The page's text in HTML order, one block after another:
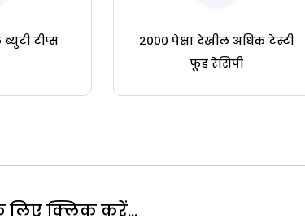
टीप्स
२००० पेक्षा देखील अधिक टेस्टी
फूड रेसिपी
लिए क्लिक करें...